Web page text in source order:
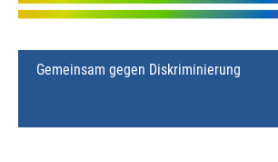
Gemeinsam gegen Diskriminierung